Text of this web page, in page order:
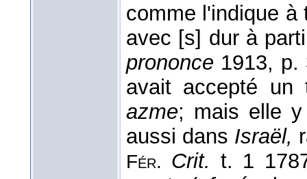
comme l'indique
avec [s] dur à
prononce 1913, p.
avait accepté
azme; mais elle
aussi dans Israël,
Fér. Crit. t. 1